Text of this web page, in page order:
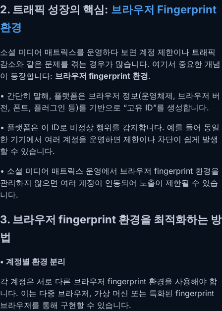
2. 트래픽 성장의 핵심: 브라우저 Fingerprint
환경
소셜 미디어 매트릭스를 운영하다 보면 계정 제한이나 트래픽
감소와 같은 문제를 겪는 경우가 많습니다. 여기서 중요한 개념
이 등장합니다: 브라우저 fingerprint 환경.
• 간단히 말해, 플랫폼은 브라우저 정보(운영체제, 브라우저 버
전, 폰트, 플러그인 등)를 기반으로 “고유 ID”를 생성합니다.
• 플랫폼은 이 ID로 비정상 행위를 감지합니다. 예를 들어 동일
한 기기에서 여러 계정을 운영하면 제한이나 차단이 쉽게 발생
할 수 있습니다.
• 소셜 미디어 매트릭스 운영에서 브라우저 fingerprint 환경을
관리하지 않으면 여러 계정이 연동되어 노출이 제한될 수 있습
니다.
3. 브라우저 fingerprint 환경을 최적화하는 방
법
• 계정별 환경 분리
각 계정은 서로 다른 브라우저 fingerprint 환경을 사용해야 합
니다. 이는 다중 브라우저, 가상 머신 또는 특화된 fingerprint
브라우저를 통해 구현할 수 있습니다.